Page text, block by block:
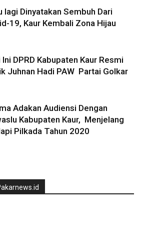
lagi Dinyatakan Sembuh Dari
19, Kaur Kembali Zona Hijau
Ini DPRD Kabupaten Kaur Resmi
Juhnan Hadi PAW Partai Golkar
Adakan Audiensi Dengan
Kabupaten Kaur, Menjelang
Pilkada Tahun 2020